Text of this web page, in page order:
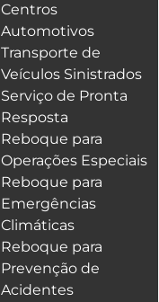
Centros
Automotivos
Transporte de
Veículos Sinistrados
Serviço de Pronta
Resposta
Reboque para
Operações Especiais
Reboque para
Emergências
Climáticas
Reboque para
Prevenção de
Acidentes